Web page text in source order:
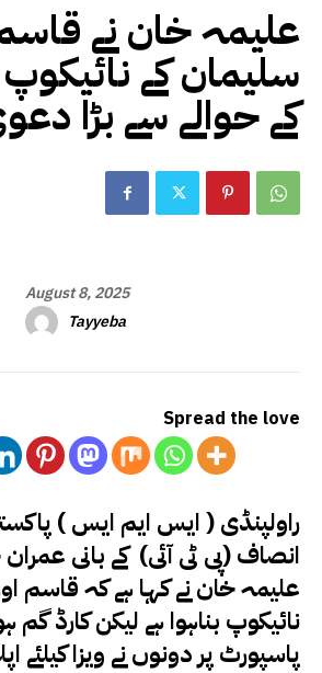
علیمہ خان نے
سلیمان کے
کے حوالے سے بڑا
August 8, 2025
Tayyeba
Spread the love
راولپنڈی ( ایس ایم ایس )
انصاف (پی ٹی آئی) کے بانی
علیمہ خان نے کہا ہے کہ قاسم
نائیکوپ بناہوا ہے لیکن کارڈ گم
پاسپورٹ پر دونوں نے ویزا کیلئے